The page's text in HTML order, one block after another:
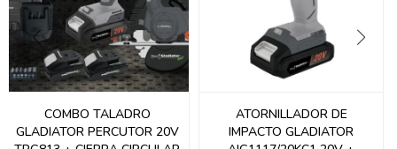
COMBO TALADRO
GLADIATOR PERCUTOR 20V
ATORNILLADOR DE
IMPACTO GLADIATOR